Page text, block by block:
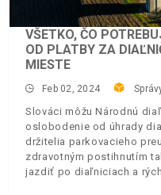
VŠETKO, ČO
OD PLATBY ZA
MIESTE
Feb 02, 2024
Slováci môžu Národnú
oslobodenie od úhrady
držitelia parkovacieho
zdravotným postihnutím
jazdiť po diaľniciach a